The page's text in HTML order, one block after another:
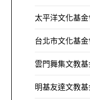
太平洋文化基
台北市文化基
雲門舞集文教
明基友達文教